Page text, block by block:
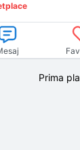
Prima